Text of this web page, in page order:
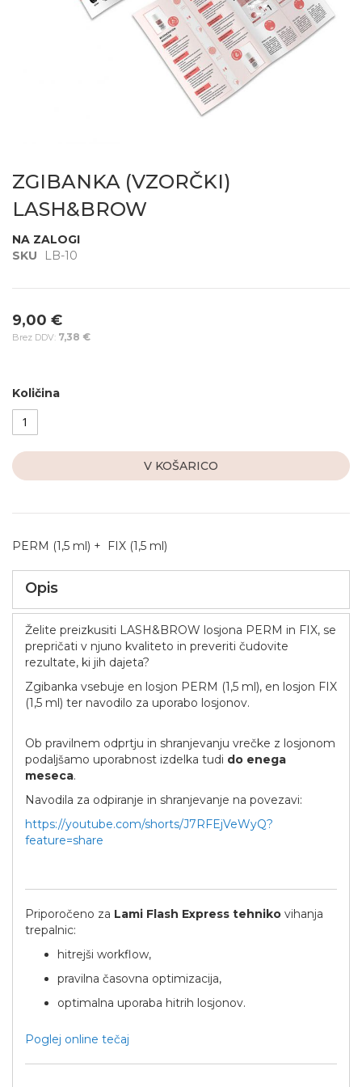
ZGIBANKA (VZORČKI)
LASH&BROW
NA ZALOGI
SKU
LB-10
9,00 €
7,38 €
Količina
V KOŠARICO
PERM (1,5 ml) + FIX (1,5 ml)
začetek
galerije
slik
Opis
Želite preizkusiti LASH&BROW losjona PERM in FIX, se
prepričati v njuno kvaliteto in preveriti čudovite
rezultate, ki jih dajeta?
Zgibanka vsebuje en losjon PERM (1,5 ml), en losjon FIX
(1,5 ml) ter navodilo za uporabo losjonov.
Ob pravilnem odprtju in shranjevanju vrečke z losjonom
podaljšamo uporabnost izdelka tudi do enega
meseca.
Navodila za odpiranje in shranjevanje na povezavi:
https://youtube.com/shorts/J7RFEjVeWyQ?
feature=share
Priporočeno za Lami Flash Express tehniko vihanja
trepalnic:
hitrejši workflow,
pravilna časovna optimizacija,
optimalna uporaba hitrih losjonov.
Poglej online tečaj